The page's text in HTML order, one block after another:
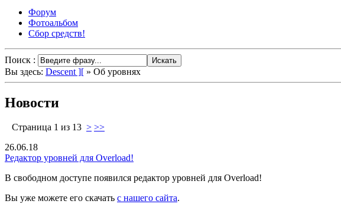
Форум
Фотоальбом
Сбор средств!
Поиск :
Вы здесь: Descent ][ » Об уровнях
Новости
Страница 1 из 13 > >>
26.06.18
Редактор уровней для Overload!
В свободном доступе появился редактор уровней для Overload!
Вы уже можете его скачать с нашего сайта.